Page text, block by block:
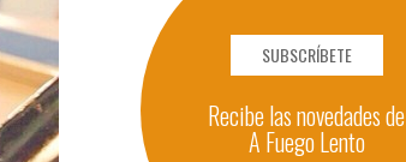
SUBSCRÍBETE
Recibe las novedades de
A Fuego Lento